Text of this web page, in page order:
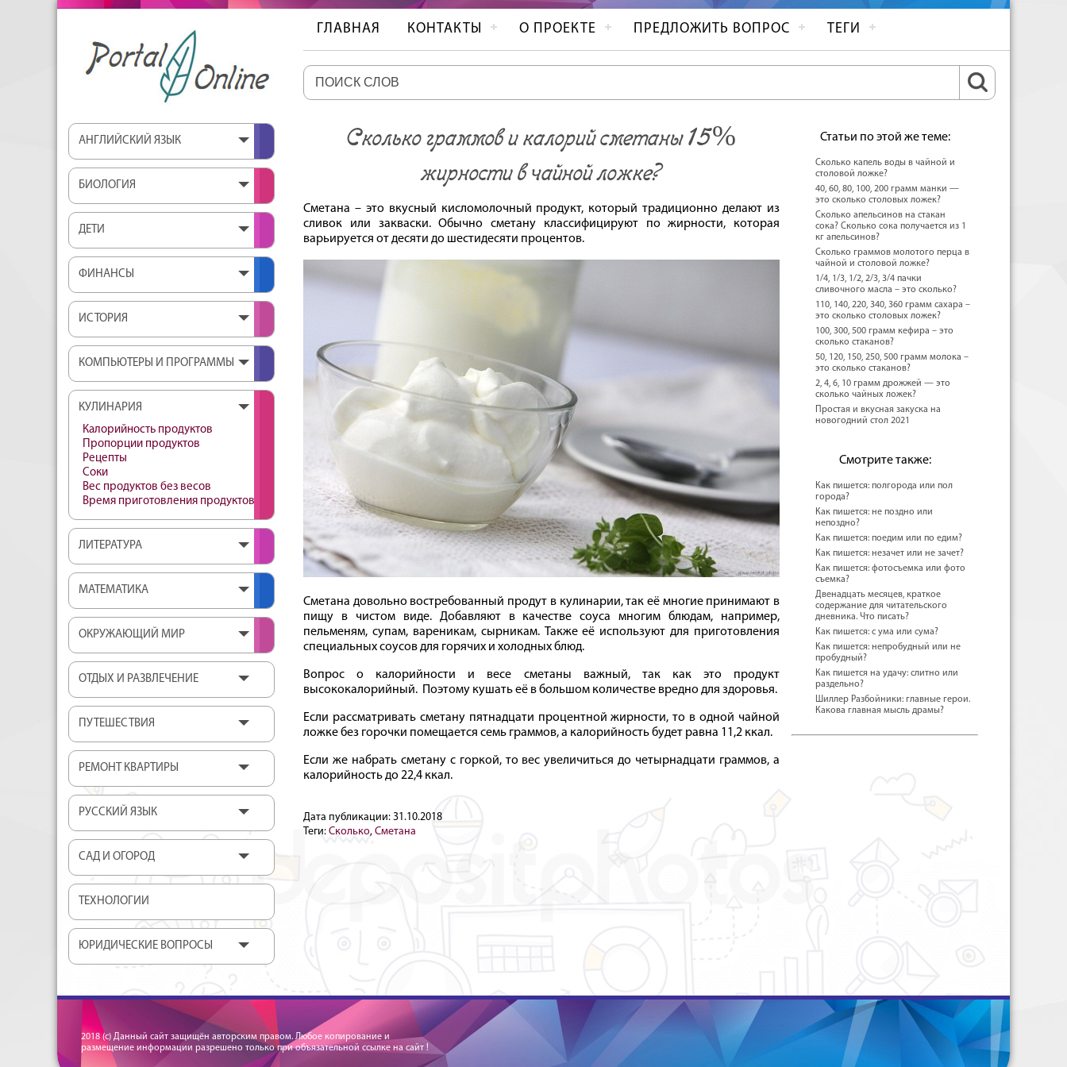
ГЛАВНАЯ КОНТАКТЫ О ПРОЕКТЕ ПРЕДЛОЖИТЬ ВОПРОС ТЕГИ
АНГЛИЙСКИЙ ЯЗЫК
БИОЛОГИЯ
ДЕТИ
ФИНАНСЫ
ИСТОРИЯ
КОМПЬЮТЕРЫ И ПРОГРАММЫ
КУЛИНАРИЯ
Калорийность продуктов
Пропорции продуктов
Рецепты
Соки
Вес продуктов без весов
Время приготовления продуктов
ЛИТЕРАТУРА
МАТЕМАТИКА
ОКРУЖАЮЩИЙ МИР
ОТДЫХ И РАЗВЛЕЧЕНИЕ
ПУТЕШЕСТВИЯ
РЕМОНТ КВАРТИРЫ
РУССКИЙ ЯЗЫК
САД И ОГОРОД
ТЕХНОЛОГИИ
ЮРИДИЧЕСКИЕ ВОПРОСЫ
Сколько граммов и калорий сметаны 15%
жирности в чайной ложке?
Сметана – это вкусный кисломолочный продукт, который традиционно делают из
сливок или закваски. Обычно сметану классифицируют по жирности, которая
варьируется от десяти до шестидесяти процентов.
Сметана довольно востребованный продут в кулинарии, так её многие принимают в
пищу в чистом виде. Добавляют в качестве соуса многим блюдам, например,
пельменям, супам, вареникам, сырникам. Также её используют для приготовления
специальных соусов для горячих и холодных блюд.
Вопрос о калорийности и весе сметаны важный, так как это продукт
высококалорийный. Поэтому кушать её в большом количестве вредно для здоровья.
Если рассматривать сметану пятнадцати процентной жирности, то в одной чайной
ложке без горочки помещается семь граммов, а калорийность будет равна 11,2 ккал.
Если же набрать сметану с горкой, то вес увеличиться до четырнадцати граммов, а
калорийность до 22,4 ккал.
Дата публикации: 31.10.2018
Теги: Сколько, Сметана
Статьи по этой же теме:
Сколько капель воды в чайной и
столовой ложке?
40, 60, 80, 100, 200 грамм манки —
это сколько столовых ложек?
Сколько апельсинов на стакан
сока? Сколько сока получается из 1
кг апельсинов?
Сколько граммов молотого перца в
чайной и столовой ложке?
1/4, 1/3, 1/2, 2/3, 3/4 пачки
сливочного масла – это сколько?
110, 140, 220, 340, 360 грамм сахара –
это сколько столовых ложек?
100, 300, 500 грамм кефира – это
сколько стаканов?
50, 120, 150, 250, 500 грамм молока –
это сколько стаканов?
2, 4, 6, 10 грамм дрожжей — это
сколько чайных ложек?
Простая и вкусная закуска на
новогодний стол 2021
Смотрите также:
Как пишется: полгорода или пол
города?
Как пишется: не поздно или
непоздно?
Как пишется: поедим или по едим?
Как пишется: незачет или не зачет?
Как пишется: фотосъемка или фото
съемка?
Двенадцать месяцев, краткое
содержание для читательского
дневника. Что писать?
Как пишется: с ума или сума?
Как пишется: непробудный или не
пробудный?
Как пишется на удачу: слитно или
раздельно?
Шиллер Разбойники: главные герои.
Какова главная мысль драмы?
2018 (c) Данный сайт защищён авторским правом. Любое копирование и
размещение информации разрешено только при объязательной ссылке на сайт !